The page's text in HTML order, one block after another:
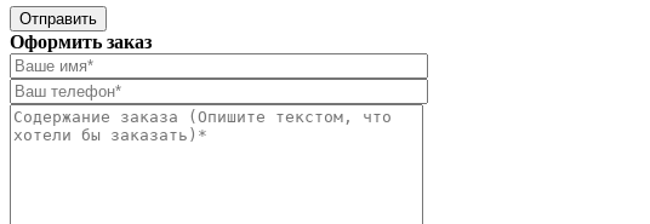
Отправить
Оформить заказ